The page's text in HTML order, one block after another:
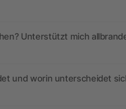
Unterstützt mich
und worin unterscheidet